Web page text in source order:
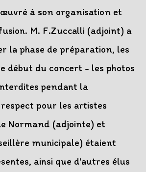
à son organisation et
M. F.Zuccalli (adjoint) a
la phase de préparation, les
début du concert - les photos
pendant la
pour les artistes
Normand (adjointe) et
municipale) étaient
ainsi que d'autres élus